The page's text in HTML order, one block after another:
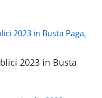
2023 in Busta